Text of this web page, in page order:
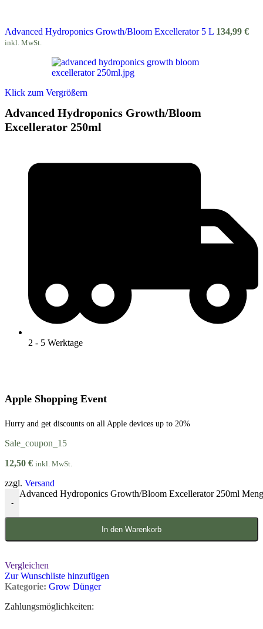
Advanced Hydroponics Growth/Bloom Excellerator 5 L 134,99 €
inkl. MwSt.
Klick zum Vergrößern
Advanced Hydroponics Growth/Bloom
Excellerator 250ml
2 - 5 Werktage
Apple Shopping Event
Hurry and get discounts on all Apple devices up to 20%
Sale_coupon_15
12,50 € inkl. MwSt.
zzgl. Versand
-
Advanced Hydroponics Growth/Bloom Excellerator 250ml
In den Warenkorb
Vergleichen
Zur Wunschliste hinzufügen
Kategorie: Grow Dünger
Zahlungsmöglichkeiten: